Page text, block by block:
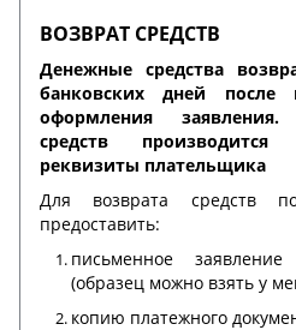
ВОЗВРАТ СРЕДСТВ
Денежные средства
банковских дней после
оформления
средств
реквизиты плательщика
Для возврата средств
предоставить:
письменное
(образец можно взять у
копию платежного